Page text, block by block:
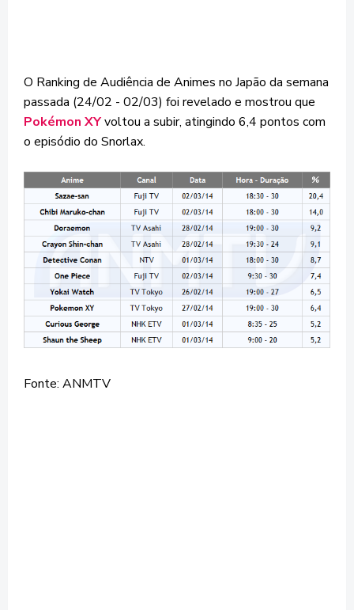
O Ranking de Audiência de Animes no Japão da semana
passada (24/02 - 02/03) foi revelado e mostrou que
Pokémon XYvoltou a subir, atingindo 6,4 pontos com
o episódio do Snorlax.
Fonte: ANMTV